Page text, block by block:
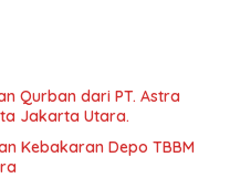
Qurban dari PT. Astra
Jakarta Utara.
Kebakaran Depo TBBM